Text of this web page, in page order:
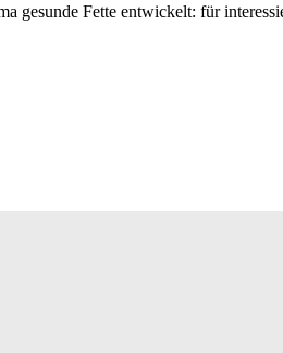
gesunde Fette entwickelt: für